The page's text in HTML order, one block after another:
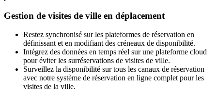
Gestion de visites de ville en déplacement
Restez synchronisé sur les plateformes de réservation en
définissant et en modifiant des créneaux de disponibilité.
Intégrez des données en temps réel sur une plateforme cloud
pour éviter les surréservations de visites de ville.
Surveillez la disponibilité sur tous les canaux de réservation
avec notre système de réservation en ligne complet pour les
visites de la ville.